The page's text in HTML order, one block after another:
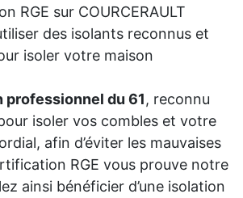
RGE sur COURCERAULT
des isolants reconnus et
isoler votre maison
professionnel du 61, reconnu
isoler vos combles et votre
afin d’éviter les mauvaises
RGE vous prouve notre
ainsi bénéficier d’une isolation